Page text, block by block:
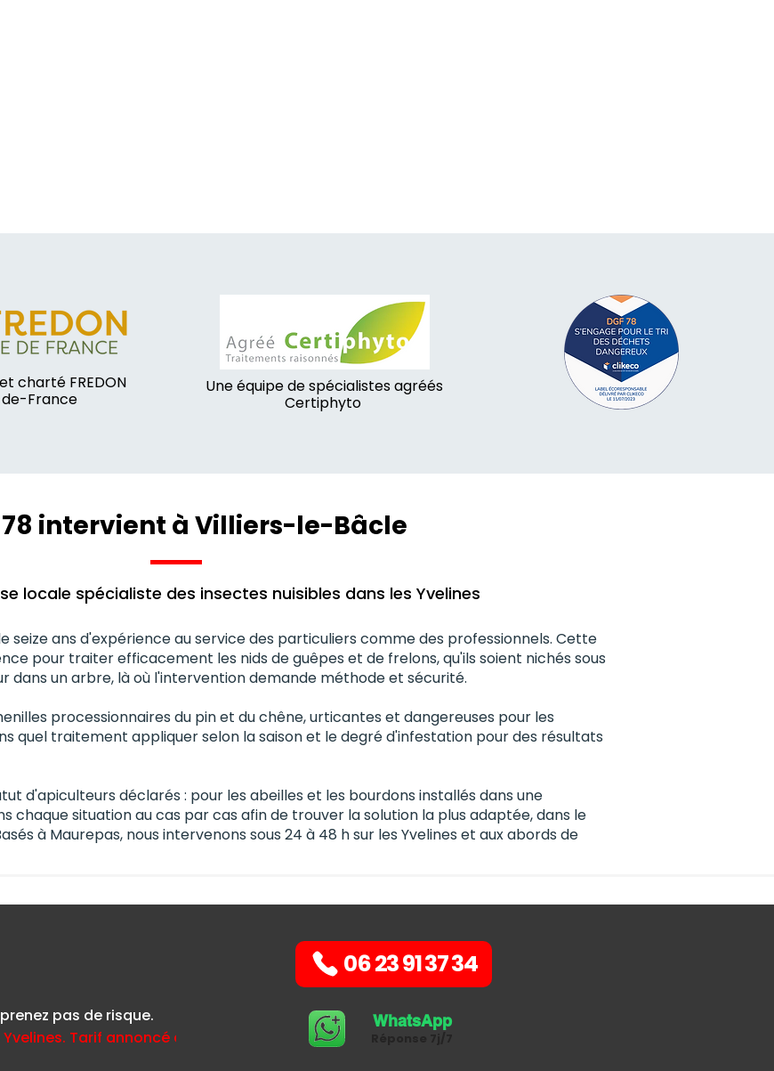
charté FREDON
France
Une équipe de spécialistes agréés
Certiphyto
78 intervient à Villiers-le-Bâcle
locale spécialiste des insectes nuisibles dans les Yvelines
seize ans d'expérience au service des particuliers comme des professionnels. Cette
pour traiter efficacement les nids de guêpes et de frelons, qu'ils soient nichés sous
dans un arbre, là où l'intervention demande méthode et sécurité.
processionnaires du pin et du chêne, urticantes et dangereuses pour les
quel traitement appliquer selon la saison et le degré d'infestation pour des résultats
d'apiculteurs déclarés : pour les abeilles et les bourdons installés dans une
chaque situation au cas par cas afin de trouver la solution la plus adaptée, dans le
à Maurepas, nous intervenons sous 24 à 48 h sur les Yvelines et aux abords de
pas de risque.
Tarif annoncé avant déplacement.
06 23 91 37 34
WhatsApp